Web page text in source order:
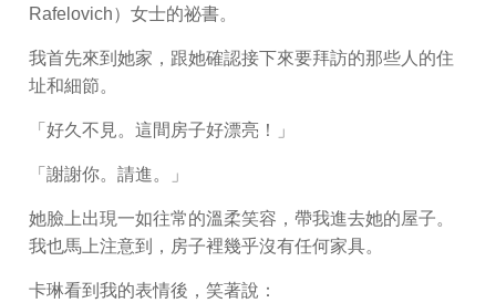
Rafelovich）女士的祕書。
我首先來到她家，跟她確認接下來要拜訪的那些人的住
址和細節。
「好久不見。這間房子好漂亮！」
「謝謝你。請進。」
她臉上出現一如往常的溫柔笑容，帶我進去她的屋子。
我也馬上注意到，房子裡幾乎沒有任何家具。
卡琳看到我的表情後，笑著說：